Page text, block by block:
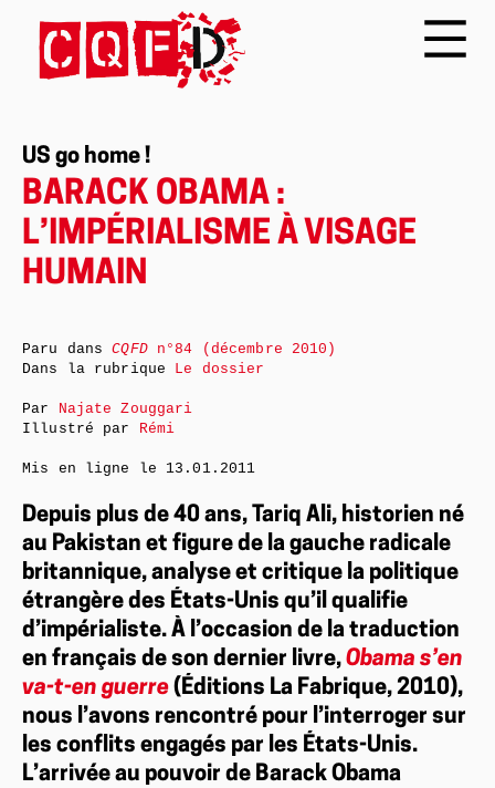
US go home !
BARACK OBAMA :
L’IMPÉRIALISME À VISAGE
HUMAIN
Depuis plus de 40 ans, Tariq Ali, historien né
au Pakistan et figure de la gauche radicale
britannique, analyse et critique la politique
étrangère des États-Unis qu’il qualifie
d’impérialiste. À l’occasion de la traduction
en français de son dernier livre, Obama s’en
va-t-en guerre (Éditions La Fabrique, 2010),
nous l’avons rencontré pour l’interroger sur
les conflits engagés par les États-Unis.
L’arrivée au pouvoir de Barack Obama
Paru dansCQFDn°84 (décembre 2010)
Dans la rubrique Le dossier
Par Najate Zouggari
Illustré par Rémi
Mis en ligne le 13.01.2011